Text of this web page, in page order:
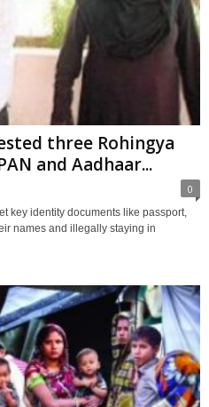
three Rohingya
and Aadhaar...
0
key identity documents like passport,
names and illegally staying in